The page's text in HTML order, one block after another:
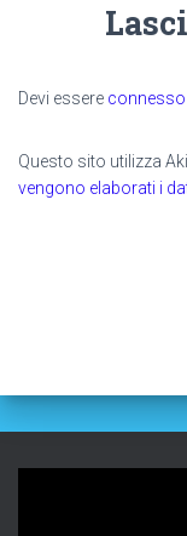
Devi essere connesso
Questo sito utilizza
vengono elaborati i